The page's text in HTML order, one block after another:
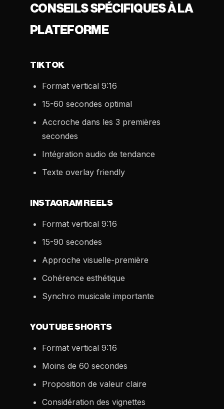
CONSEILS SPÉCIFIQUES À LA
PLATEFORME
TIKTOK
Format vertical 9:16
15-60 secondes optimal
Accroche dans les 3 premières
secondes
Intégration audio de tendance
Texte overlay friendly
INSTAGRAM REELS
Format vertical 9:16
15-90 secondes
Approche visuelle-première
Cohérence esthétique
Synchro musicale importante
YOUTUBE SHORTS
Format vertical 9:16
Moins de 60 secondes
Proposition de valeur claire
Considération des vignettes